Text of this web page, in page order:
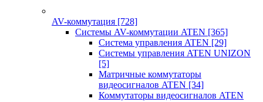
AV-коммутация [728]
Системы AV-коммутации ATEN [365]
Система управления ATEN [29]
Системы управления ATEN UNIZON
[5]
Матричные коммутаторы
видеосигналов ATEN [34]
Коммутаторы видеосигналов ATEN